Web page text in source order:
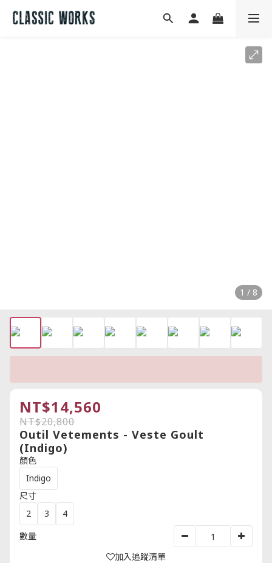
1 / 8
NT$14,560
NT$20,800
Outil Vetements - Veste Goult
(Indigo)
顏色
Indigo
尺寸
2
3
4
數量
加入追蹤清單